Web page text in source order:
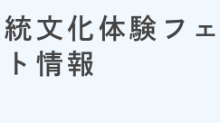
文化体験フ
情報